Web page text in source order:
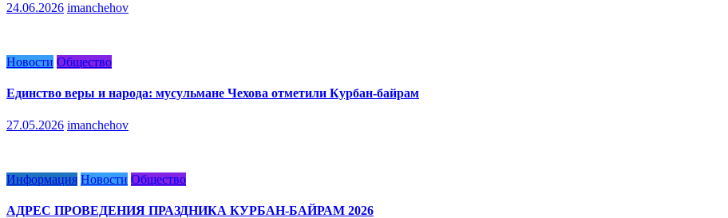
24.06.2026 imanchehov
Новости Общество
Единство веры и народа: мусульмане Чехова отметили Курбан-байрам
27.05.2026 imanchehov
Информация Новости Общество
АДРЕС ПРОВЕДЕНИЯ ПРАЗДНИКА КУРБАН-БАЙРАМ 2026